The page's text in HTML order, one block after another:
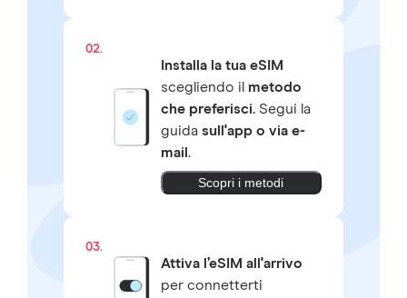
02.
Installa la tua eSIM
scegliendo il metodo
che preferisci.Segui la
guida sull'app o via e-
mail .
Scopri i metodi
03.
Attiva l’eSIM all'arrivo
per connetterti